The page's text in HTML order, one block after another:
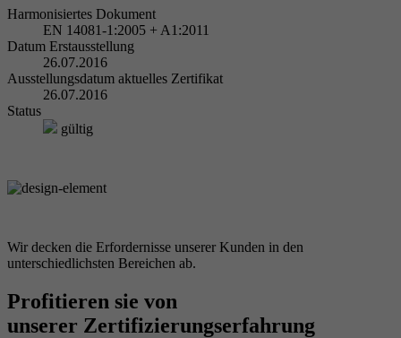
Harmonisiertes Dokument
EN 14081-1:2005 + A1:2011
Datum Erstausstellung
26.07.2016
Ausstellungsdatum aktuelles Zertifikat
26.07.2016
Status
gültig
Wir decken die Erfordernisse unserer Kunden in den
unterschiedlichsten Bereichen ab.
Profitieren sie von
unserer Zertifizierungserfahrung